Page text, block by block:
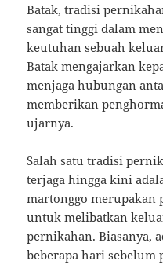
Batak, tradisi
sangat tinggi dalam
keutuhan sebuah
Batak mengajarkan
menjaga hubungan
memberikan
ujarnya.
Salah satu tradisi
terjaga hingga kini
martonggo merupakan
untuk melibatkan
pernikahan. Biasanya,
beberapa hari